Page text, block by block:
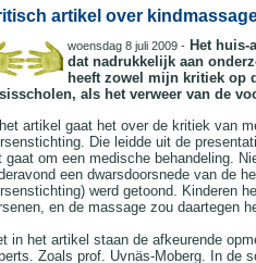
artikel over
woensdag 8 juli 2009 - Het huis-
dat nadrukkelijk aan
heeft zowel mijn kritiek op
als het verweer van de
artikel gaat het over de kritiek van
Die leidde uit de
gaat om een medische behandeling.
een dwarsdoorsnede van de
werd getoond. Kinderen
en de massage zou daartegen
in het artikel staan de afkeurende
Zoals prof. Uvnäs-Moberg. In de